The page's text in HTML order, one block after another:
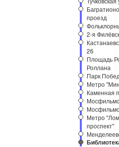
проезд
2-я
26
Площадь
Роллана
Парк
Метро
Каменная
Метро
проспект"